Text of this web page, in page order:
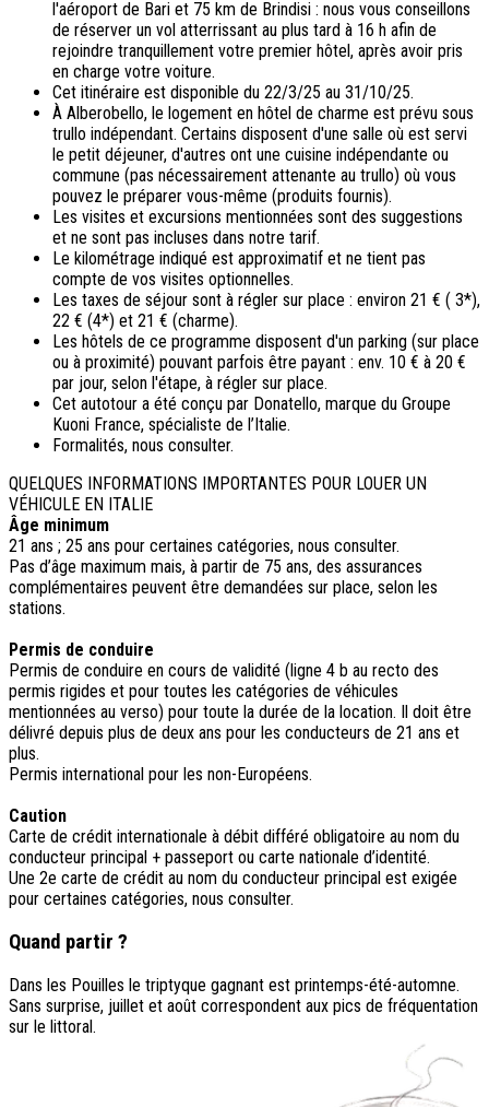
l'aéroport de Bari et 75 km de Brindisi : nous vous conseillons
de réserver un vol atterrissant au plus tard à 16 h afin de
rejoindre tranquillement votre premier hôtel, après avoir pris
en charge votre voiture.
Cet itinéraire est disponible du 22/3/25 au 31/10/25.
À Alberobello, le logement en hôtel de charme est prévu sous
trullo indépendant. Certains disposent d'une salle où est servi
le petit déjeuner, d'autres ont une cuisine indépendante ou
commune (pas nécessairement attenante au trullo) où vous
pouvez le préparer vous-même (produits fournis).
Les visites et excursions mentionnées sont des suggestions
et ne sont pas incluses dans notre tarif.
Le kilométrage indiqué est approximatif et ne tient pas
compte de vos visites optionnelles.
Les taxes de séjour sont à régler sur place : environ 21 € ( 3*),
22 € (4*) et 21 € (charme).
Les hôtels de ce programme disposent d'un parking (sur place
ou à proximité) pouvant parfois être payant : env. 10 € à 20 €
par jour, selon l'étape, à régler sur place.
Cet autotour a été conçu par Donatello, marque du Groupe
Kuoni France, spécialiste de l’Italie.
Formalités, nous consulter.
QUELQUES INFORMATIONS IMPORTANTES POUR LOUER UN
VÉHICULE EN ITALIE
Âge minimum
21 ans ; 25 ans pour certaines catégories, nous consulter.
Pas d’âge maximum mais, à partir de 75 ans, des assurances
complémentaires peuvent être demandées sur place, selon les
stations.
Permis de conduire
Permis de conduire en cours de validité (ligne 4 b au recto des
permis rigides et pour toutes les catégories de véhicules
mentionnées au verso) pour toute la durée de la location. Il doit être
délivré depuis plus de deux ans pour les conducteurs de 21 ans et
plus.
Permis international pour les non-Européens.
Caution
Carte de crédit internationale à débit différé obligatoire au nom du
conducteur principal + passeport ou carte nationale d’identité.
Une 2e carte de crédit au nom du conducteur principal est exigée
pour certaines catégories, nous consulter.
Quand partir ?
Dans les Pouilles le triptyque gagnant est printemps-été-automne.
Sans surprise, juillet et août correspondent aux pics de fréquentation
sur le littoral.